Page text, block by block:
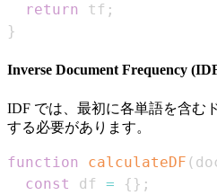
return tf ;
}
Inverse Document Frequency
IDF では、最初に各単語を含む
する必要があります。
function calculateDF (
const
df = { } ;